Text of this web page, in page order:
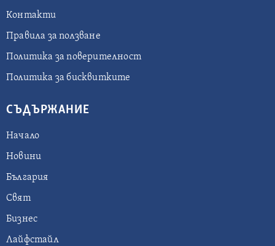
Контакти
Правила за ползване
Политика за поверителност
Политика за бисквитките
СЪДЪРЖАНИЕ
Начало
Новини
България
Свят
Бизнес
Лайфстайл